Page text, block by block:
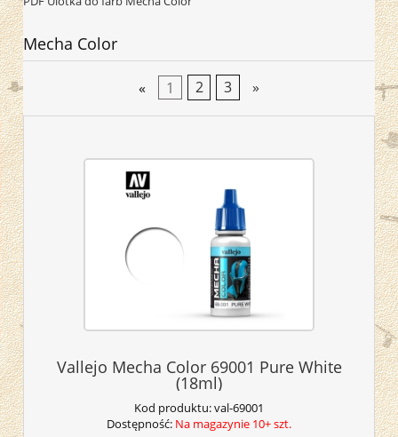
Mecha Color
« 1 2 3 »
Vallejo Mecha Color 69001 Pure White
(18ml)
Kod produktu:val-69001
Dostępność: Na magazynie 10+ szt.